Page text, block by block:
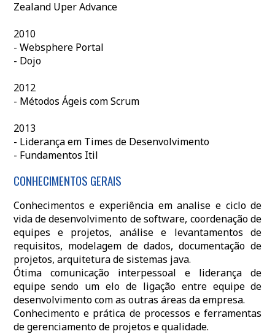
Zealand Uper Advance
2010
- Websphere Portal
- Dojo
2012
- Métodos Ágeis com Scrum
2013
- Liderança em Times de Desenvolvimento
- Fundamentos Itil
CONHECIMENTOS GERAIS
Conhecimentos e experiência em analise e ciclo de
vida de desenvolvimento de software, coordenação de
equipes e projetos, análise e levantamentos de
requisitos, modelagem de dados, documentação de
projetos, arquitetura de sistemas java.
Ótima comunicação interpessoal e liderança de
equipe sendo um elo de ligação entre equipe de
desenvolvimento com as outras áreas da empresa.
Conhecimento e prática de processos e ferramentas
de gerenciamento de projetos e qualidade.